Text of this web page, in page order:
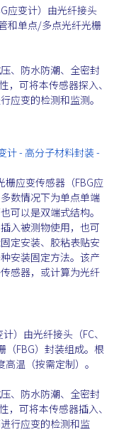
应变计）由光纤接头
和单点/多点光纤光栅
、防水防潮、全密封
，可将本传感器探入、
应变的检测和监测。
计 - 高分子材料封装 -
栅应变传感器（FBG应
数情况下为单点单端
可以是双端式结构。
入被测物使用，也可
定安装、胶粘表贴安
安装固定方法。该产
感器，或计算为光纤
计）由光纤接头（FC、
（FBG）封装组成。根
温（按需定制）。
、防水防潮、全密封
，可将本传感器插入、
行应变的检测和监